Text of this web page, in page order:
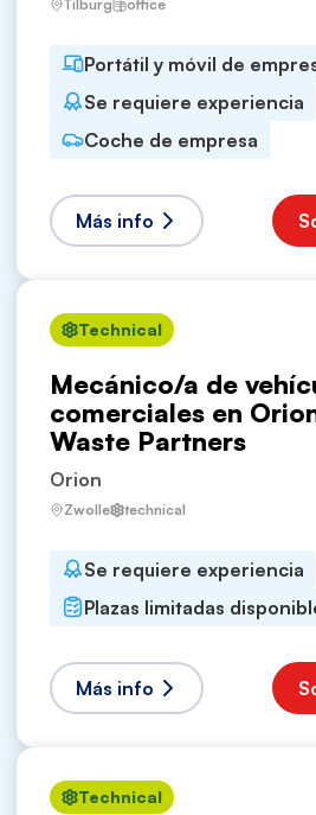
Tilburg office
Portátil y móvil de
Se requiere experiencia
Coche de empresa
Más info
Technical
Mecánico/a de
comerciales en
Waste Partners
Orion
Zwolle technical
Se requiere experiencia
Plazas limitadas
Más info
Technical